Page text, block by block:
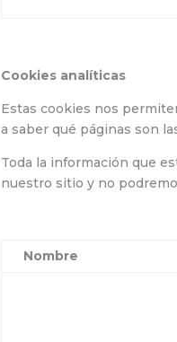
Cookies analíticas
Estas cookies nos
a saber qué páginas son
Toda la información que
nuestro sitio y no
Nombre